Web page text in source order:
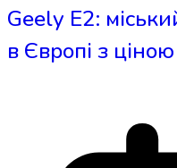
Geely E2:
в Європі з